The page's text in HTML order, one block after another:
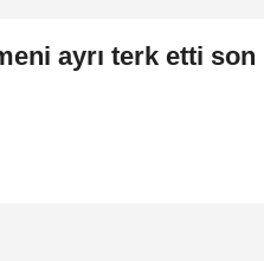
ayrı terk etti son